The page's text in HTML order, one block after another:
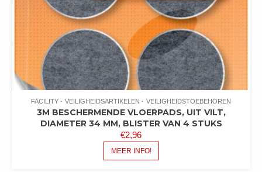
FACILITY VEILIGHEIDSARTIKELEN VEILIGHEIDSTOEBEHOREN
3M BESCHERMENDE VLOERPADS, UIT VILT,
DIAMETER 34 MM, BLISTER VAN 4 STUKS
€2,96
MEER INFO!